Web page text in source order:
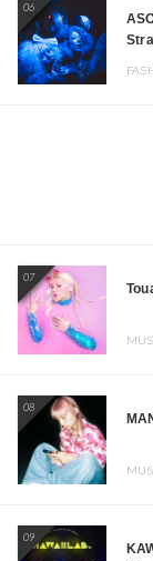
06
07
08
09